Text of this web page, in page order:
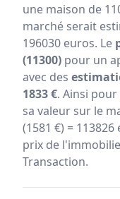
une maison de
marché serait
196030 euros. Le
(11300) pour un
avec des
1833 €. Ainsi
sa valeur sur le
(1581 €) =
prix de
Transaction.